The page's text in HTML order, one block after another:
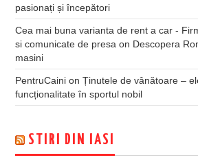
pasionați și începători
Cea mai buna varianta de rent a car -
si comunicate de presa on Descopera
masini
PentruCaini onȚinutele de vânătoare –
funcționalitate în sportul nobil
STIRI DIN IASI